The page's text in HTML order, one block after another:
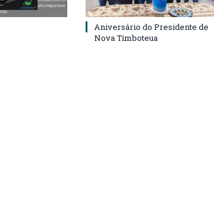
Aniversário do Presidente de
Nova Timboteua